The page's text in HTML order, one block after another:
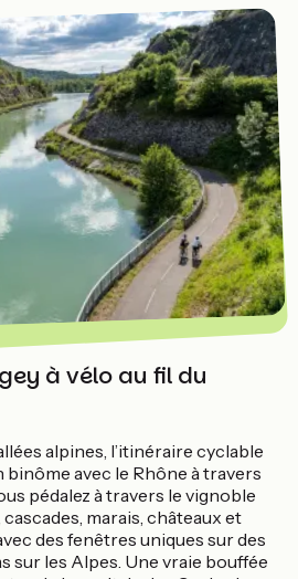
à vélo au fil du
alpines, l’itinéraire cyclable
binôme avec le Rhône à travers
pédalez à travers le vignoble
cascades, marais, châteaux et
des fenêtres uniques sur des
sur les Alpes. Une vraie bouffée